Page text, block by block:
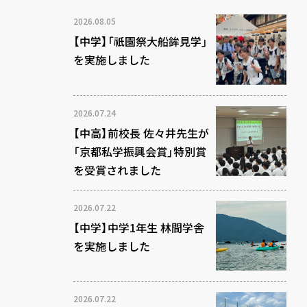
2026.08.05
【中学】「祇園祭大船鉾見学」
を実施しました
2026.07.24
【中高】前校長 佐々井先生が
「京都私学振興会賞」特別賞
を受賞されました
2026.07.22
【中学】中学1年生 林間学舎
を実施しました
2026.07.22